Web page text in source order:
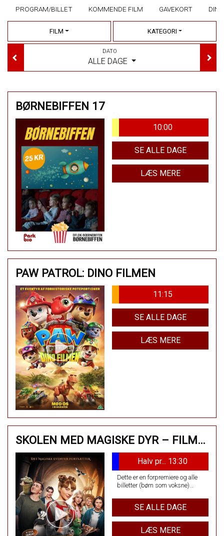
PROGRAM/BILLET KOMMENDE FILM GAVEKORT
FILM KATEGORI
DATO
ALLE DAGE
BØRNEBIFFEN 17
10:00
SE ALLE DAGE
LÆS MERE
PAW PATROL: DINO FILMEN
11:15
SE ALLE DAGE
LÆS MERE
SKOLEN MED MAGISKE DYR – FILMEN
Halv pr... 13:30
Dette er en forpremiere og alle
billetter (børn som voksne)
SE ALLE DAGE
LÆS MERE